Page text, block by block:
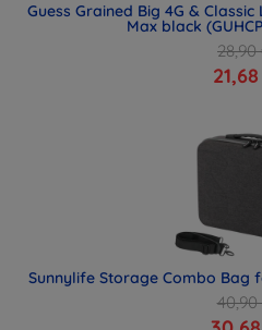
Guess Grained Big 4G &
Max black
28,90
Sunnylife Storage Combo Bag
40,90